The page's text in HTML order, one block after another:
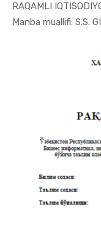
RAQAMLI
Manba muallifi: S.S.